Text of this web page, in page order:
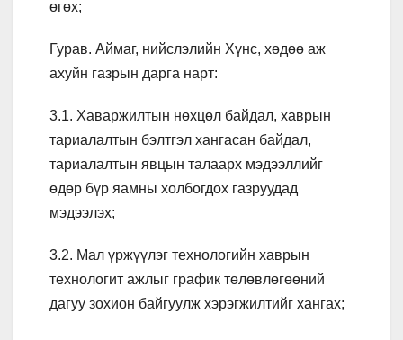
өгөх;
Гурав. Аймаг, нийслэлийн Хүнс, хөдөө аж
ахуйн газрын дарга нарт:
3.1. Хаваржилтын нөхцөл байдал, хаврын
тариалалтын бэлтгэл хангасан байдал,
тариалалтын явцын талаарх мэдээллийг
өдөр бүр яамны холбогдох газруудад
мэдээлэх;
3.2. Мал үржүүлэг технологийн хаврын
технологит ажлыг график төлөвлөгөөний
дагуу зохион байгуулж хэрэгжилтийг хангах;